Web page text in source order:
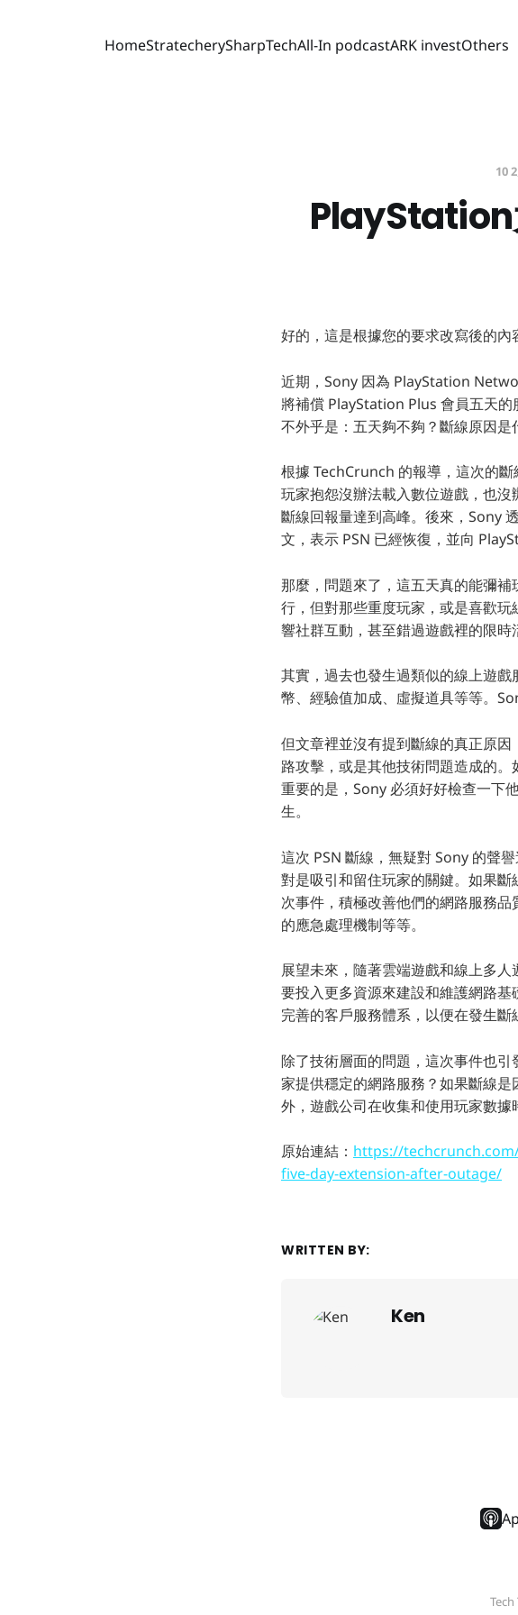
HomeStratecherySharpTechAll-In podcastARK investOthers
10
PlayStation
好的，這是根據您的要求改寫後的內
近期，Sony 因為 PlayStation
將補償 PlayStation Plus 會員五天
不外乎是：五天夠不夠？斷線原因
根據 TechCrunch 的報導，這次的
玩家抱怨沒辦法載入數位遊戲，也
斷線回報量達到高峰。後來，Sony
文，表示 PSN 已經恢復，並向
那麼，問題來了，這五天真的能彌
行，但對那些重度玩家，或是喜歡
響社群互動，甚至錯過遊戲裡的限時
其實，過去也發生過類似的線上遊
幣、經驗值加成、虛擬道具等等。
但文章裡並沒有提到斷線的真正原
路攻擊，或是其他技術問題造成的
重要的是，Sony 必須好好檢查一下
生。
這次 PSN 斷線，無疑對 Sony 的聲
對是吸引和留住玩家的關鍵。如果
次事件，積極改善他們的網路服務
的應急處理機制等等。
展望未來，隨著雲端遊戲和線上多
要投入更多資源來建設和維護網路
完善的客戶服務體系，以便在發生斷
除了技術層面的問題，這次事件也
家提供穩定的網路服務？如果斷線
外，遊戲公司在收集和使用玩家數據
原始連結： https://
five-day-extension-after-outage/
WRITTEN BY:
Ken